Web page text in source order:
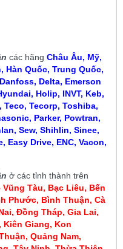
các hãng Châu Âu, Mỹ,
Hàn Quốc, Trung Quốc,
Delta, Emerson
Holip, INVT, Keb,
Tecorp, Toshiba,
Parker, Powtran,
Sew, Shihlin, Sinee,
Easy Drive, ENC, Vacon,
ở các tỉnh thành trên
Vũng Tàu, Bạc Liêu, Bến
Phước, Bình Thuận, Cà
Đồng Tháp, Gia Lai,
Kiên Giang, Kon
Quảng Nam,